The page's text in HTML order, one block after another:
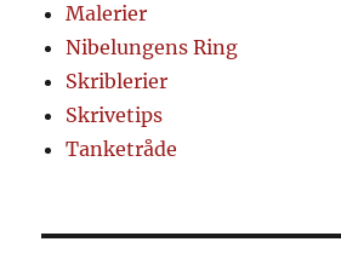
Malerier
Nibelungens Ring
Skriblerier
Skrivetips
Tanketråde